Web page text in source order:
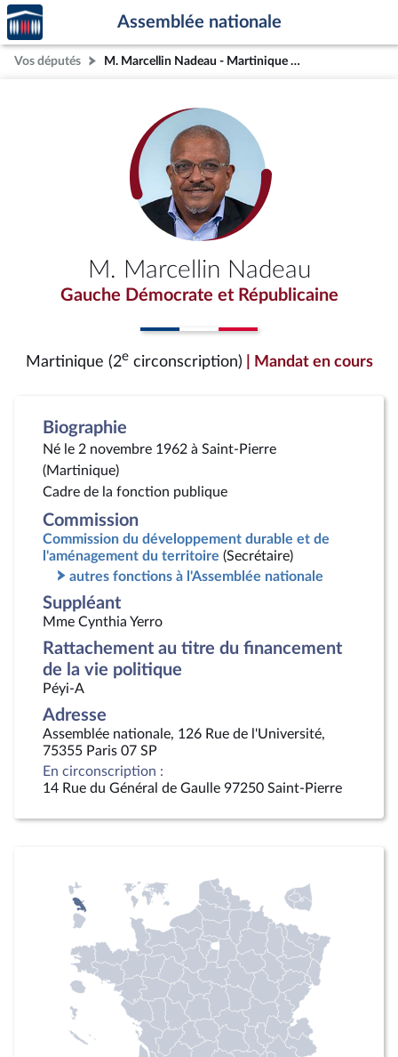
Aller au contenu
Aller en bas de la page
Accèder
à la
page
d'accueil
Assemblée nationale
Vos députés M. Marcellin Nadeau - Martinique (2e circonscription)
M. Marcellin Nadeau
Gauche Démocrate et Républicaine
Martinique (2ecirconscription) | Mandat en cours
Biographie
Né le 2 novembre 1962 à Saint-Pierre
(Martinique)
Cadre de la fonction publique
Commission
Commission du développement durable et de
l'aménagement du territoire (Secrétaire)
autres fonctions à l'Assemblée nationale
Suppléant
Mme Cynthia Yerro
Rattachement au titre du financement
de la vie politique
Péyi-A
Adresse
Assemblée nationale, 126 Rue de l'Université,
75355 Paris 07 SP
En circonscription :
14 Rue du Général de Gaulle 97250 Saint-Pierre